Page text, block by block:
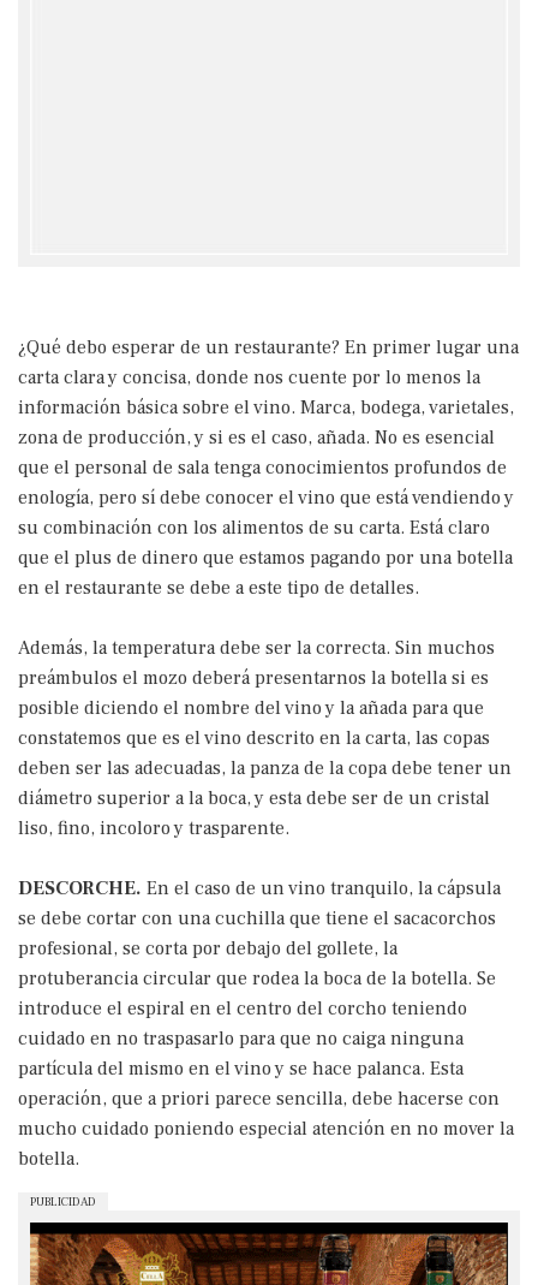
¿Qué debo esperar de un restaurante? En primer lugar una
carta clara y concisa, donde nos cuente por lo menos la
información básica sobre el vino. Marca, bodega, varietales,
zona de producción, y si es el caso, añada. No es esencial
que el personal de sala tenga conocimientos profundos de
enología, pero sí debe conocer el vino que está vendiendo y
su combinación con los alimentos de su carta. Está claro
que el plus de dinero que estamos pagando por una botella
en el restaurante se debe a este tipo de detalles.
Además, la temperatura debe ser la correcta. Sin muchos
preámbulos el mozo deberá presentarnos la botella si es
posible diciendo el nombre del vino y la añada para que
constatemos que es el vino descrito en la carta, las copas
deben ser las adecuadas, la panza de la copa debe tener un
diámetro superior a la boca, y esta debe ser de un cristal
liso, fino, incoloro y trasparente.
DESCORCHE. En el caso de un vino tranquilo, la cápsula
se debe cortar con una cuchilla que tiene el sacacorchos
profesional, se corta por debajo del gollete, la
protuberancia circular que rodea la boca de la botella. Se
introduce el espiral en el centro del corcho teniendo
cuidado en no traspasarlo para que no caiga ninguna
partícula del mismo en el vino y se hace palanca. Esta
operación, que a priori parece sencilla, debe hacerse con
mucho cuidado poniendo especial atención en no mover la
botella.
PUBLICIDAD